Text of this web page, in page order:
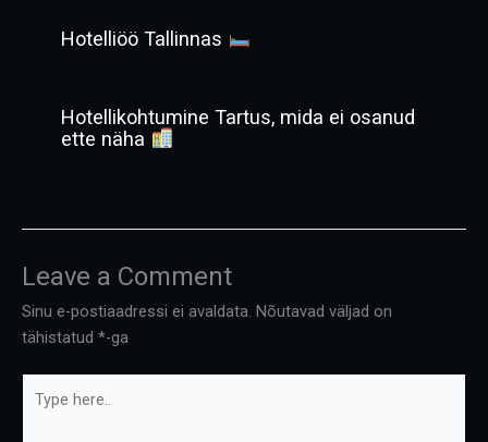
Hotelliöö Tallinnas
Hotellikohtumine Tartus, mida ei osanud
ette näha
Leave a Comment
Sinu e-postiaadressi ei avaldata. Nõutavad väljad on
tähistatud *-ga
here..